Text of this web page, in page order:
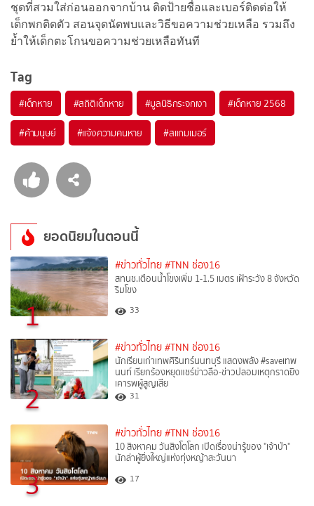
ชุดที่สวมใส่ก่อนออกจากบ้าน ติดป้ายชื่อและเบอร์ติดต่อให้
เด็กพกติดตัว สอนจุดนัดพบและวิธีขอความช่วยเหลือ รวมถึง
ย้ำให้เด็กตะโกนขอความช่วยเหลือทันที
Tag
#เด็กหาย #สถิติเด็กหาย #มูลนิธิกระจกเงา #เด็กหาย 2568
#ค้ามนุษย์ #แจ้งความคนหาย #สแกมเมอร์
ยอดนิยมในตอนนี้
1
#ข่าวทั่วไทย #TNN ช่อง16
สทนช.เตือนน้ำโขงเพิ่ม 1-1.5 เมตร เฝ้าระวัง 8 จังหวัด
ริมโขง
33
2
#ข่าวทั่วไทย #TNN ช่อง16
นักเรียนเก่าเทพศิรินทร์นนทบุรี แสดงพลัง #saveเทพ
นนท์ เรียกร้องหยุดแชร์ข่าวลือ-ข่าวปลอมเหตุกราดยิง
เคารพผู้สูญเสีย
31
3
#ข่าวทั่วไทย #TNN ช่อง16
10 สิงหาคม วันสิงโตโลก เปิดเรื่องน่ารู้ของ "เจ้าป่า"
นักล่าผู้ยิ่งใหญ่แห่งทุ่งหญ้าสะวันนา
17